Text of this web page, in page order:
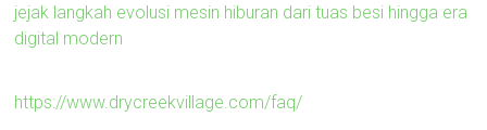
jejak langkah evolusi mesin hiburan dari tuas besi hingga era
digital modern
https://www.drycreekvillage.com/faq/